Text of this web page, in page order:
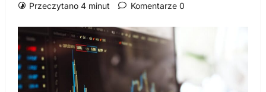
Przeczytano 4 minut
Komentarze 0